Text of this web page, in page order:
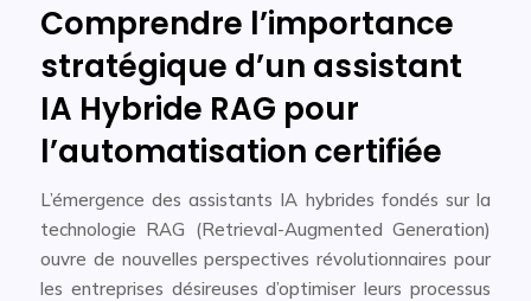
* 2.5 m)
Comprendre l’importance
stratégique d’un assistant
IA Hybride RAG pour
l’automatisation certifiée
L’émergence des assistants IA hybrides fondés sur la
technologie RAG (Retrieval-Augmented Generation)
ouvre de nouvelles perspectives révolutionnaires pour
les entreprises désireuses d’optimiser leurs processus